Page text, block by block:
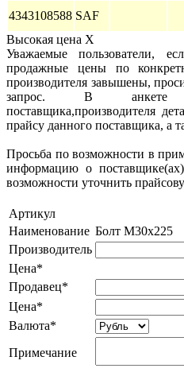
4343108588 SAF
Высокая цена X
Уважаемые пользователи,
продажные цены по
производителя завышены,
запрос. В анкете
поставщика,производителя
прайсу данного поставщика, а
Просьба по возможности в
информацию о
возможности уточнить
Артикул
Наименование Болт М30х225
Производитель
Цена*
Продавец*
Цена*
Валюта*
Примечание